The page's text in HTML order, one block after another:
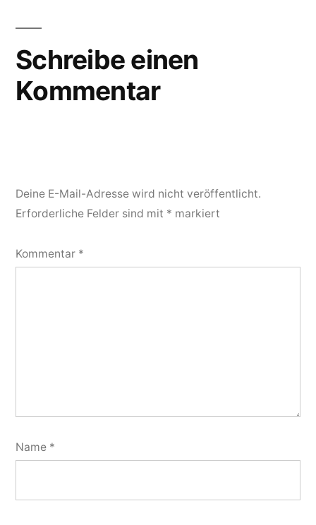
Schreibe einen
Kommentar
Deine E-Mail-Adresse wird nicht veröffentlicht.
Erforderliche Felder sind mit * markiert
Kommentar *
Name *